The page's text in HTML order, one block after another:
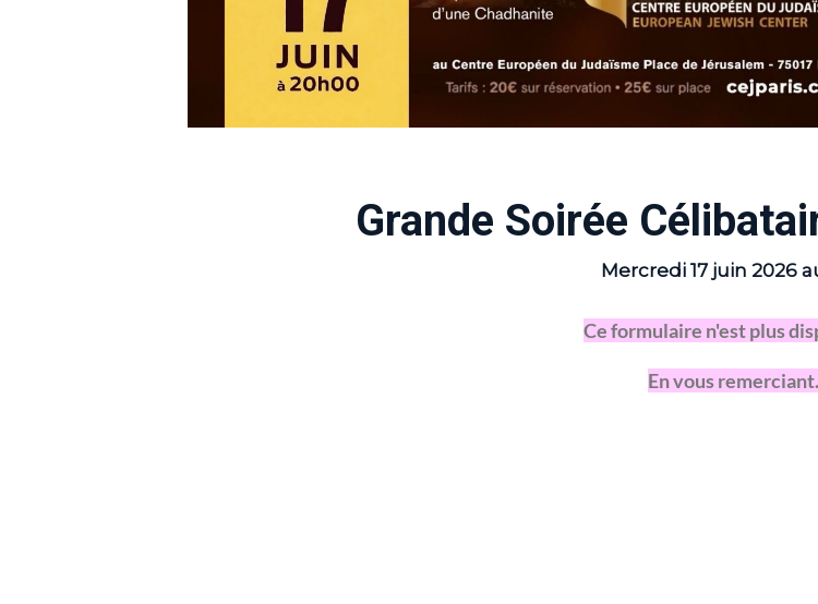
Grande Soirée
Mercredi 17 juin 2026